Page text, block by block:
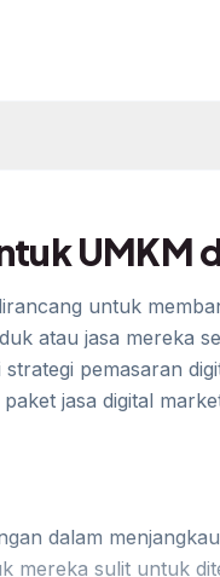
UMKM
untuk
atau jasa mereka
pemasaran
jasa digital
dalam
mereka sulit untuk